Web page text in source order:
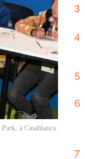
à Casablanca.
3
4
5
6
7